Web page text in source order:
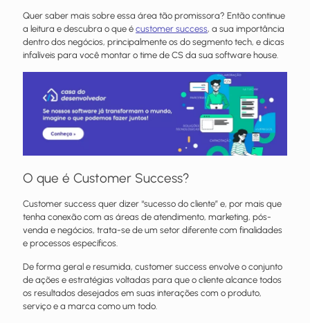
Quer saber mais sobre essa área tão promissora? Então continue
a leitura e descubra o que é customer success, a sua importância
dentro dos negócios, principalmente os do segmento tech, e dicas
infalíveis para você montar o time de CS da sua software house.
O que é Customer Success?
Customer success quer dizer “sucesso do cliente” e, por mais que
tenha conexão com as áreas de atendimento, marketing, pós-
venda e negócios, trata-se de um setor diferente com finalidades
e processos específicos.
De forma geral e resumida, customer success envolve o conjunto
de ações e estratégias voltadas para que o cliente alcance todos
os resultados desejados em suas interações com o produto,
serviço e a marca como um todo.